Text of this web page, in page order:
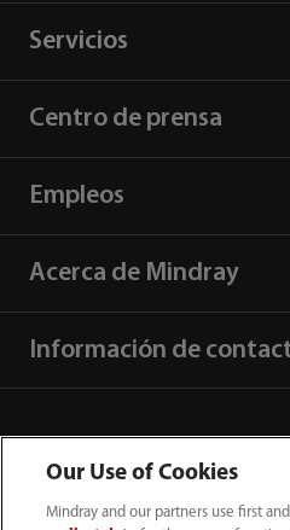
Servicios
Centro de prensa
Empleos
Acerca de Mindray
Información de
Our Use of Cookies
Mindray and our partners use first